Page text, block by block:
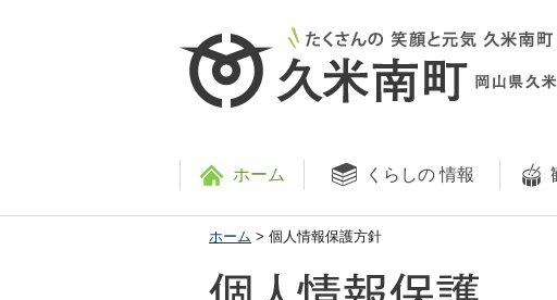
ホーム くらしの情報
ホーム > 個人情報保護方針